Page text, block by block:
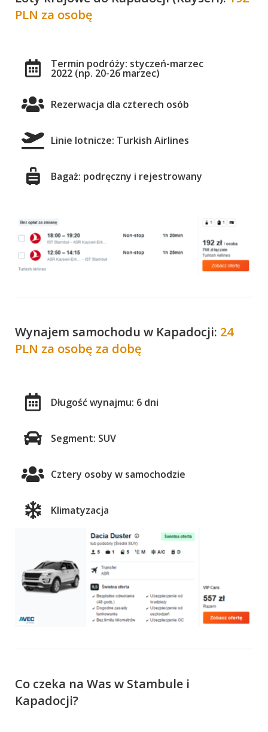
PLN za osobę
Termin podróży: styczeń-marzec
2022 (np. 20-26 marzec)
Rezerwacja dla czterech osób
Linie lotnicze: Turkish Airlines
Bagaż: podręczny i rejestrowany
Wynajem samochodu w Kapadocji: 24
PLN za osobę za dobę
Długość wynajmu: 6 dni
Segment: SUV
Cztery osoby w samochodzie
Klimatyzacja
Co czeka na Was w Stambule i
Kapadocji?